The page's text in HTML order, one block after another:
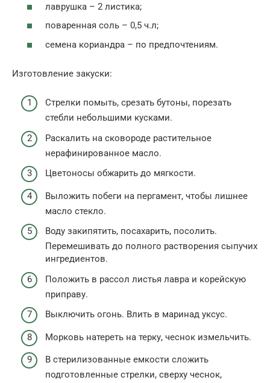
лаврушка – 2 листика;
поваренная соль – 0,5 ч.л;
семена кориандра – по предпочтениям.
Изготовление закуски:
Стрелки помыть, срезать бутоны, порезать
стебли небольшими кусками.
Раскалить на сковороде растительное
нерафинированное масло.
Цветоносы обжарить до мягкости.
Выложить побеги на пергамент, чтобы лишнее
масло стекло.
Воду закипятить, посахарить, посолить.
Перемешивать до полного растворения сыпучих
ингредиентов.
Положить в рассол листья лавра и корейскую
приправу.
Выключить огонь. Влить в маринад уксус.
Морковь натереть на терку, чеснок измельчить.
В стерилизованные емкости сложить
подготовленные стрелки, сверху чеснок,